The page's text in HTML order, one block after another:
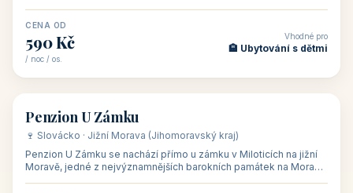
CENA OD
590 Kč
/ noc / os.
Vhodné pro
🏨 Ubytování s dětmi
🏡 penzion
Penzion U Zámku
🍷 Slovácko · Jižní Morava (Jihomoravský kraj)
Penzion U Zámku se nachází přímo u zámku v Miloticích na jižní
Moravě, jedné z nejvýznamnějších barokních památek na Moravě,